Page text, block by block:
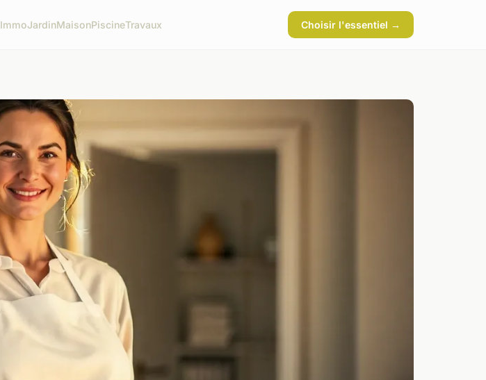
ImmoJardinMaisonPiscineTravaux Choisir l'essentiel →